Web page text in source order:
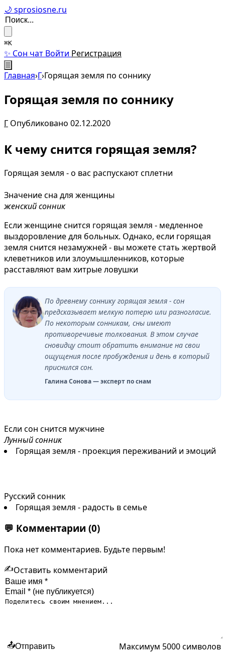
🌙 sprosiosne.ru
⌘K
✨ Сон чат Войти Регистрация
☰
Главная›Г›Горящая земля по соннику
Горящая земля по соннику
Г Опубликовано 02.12.2020
К чему снится горящая земля?
Горящая земля - о вас распускают сплетни
Значение сна для женщины
женский сонник
Если женщине снится горящая земля - медленное
выздоровление для больных. Однако, если горящая
земля снится незамужней - вы можете стать жертвой
клеветников или злоумышленников, которые
расставляют вам хитрые ловушки
По древнему соннику горящая земля - сон
предсказывает мелкую потерю или разногласие.
По некоторым сонникам, сны имеют
противоречивые толкования. В этом случае
сновидцу стоит обратить внимание на свои
ощущения после пробуждения и день в который
приснился сон.
Галина Сонова — эксперт по снам
Если сон снится мужчине
Лунный сонник
Горящая земля - проекция переживаний и эмоций
Русский сонник
Горящая земля - радость в семье
💬 Комментарии (0)
Пока нет комментариев. Будьте первым!
✍️Оставить комментарий
📤Отправить Максимум 5000 символов